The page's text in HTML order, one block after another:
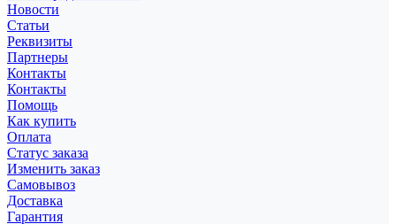
Новости
Статьи
Реквизиты
Партнеры
Контакты
Контакты
Помощь
Как купить
Оплата
Статус заказа
Изменить заказ
Самовывоз
Доставка
Гарантия